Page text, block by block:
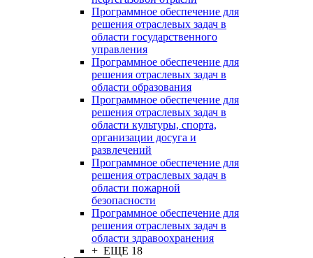
Программное обеспечение для
решения отраслевых задач в
области государственного
управления
Программное обеспечение для
решения отраслевых задач в
области образования
Программное обеспечение для
решения отраслевых задач в
области культуры, спорта,
организации досуга и
развлечений
Программное обеспечение для
решения отраслевых задач в
области пожарной
безопасности
Программное обеспечение для
решения отраслевых задач в
области здравоохранения
+ ЕЩЕ 18